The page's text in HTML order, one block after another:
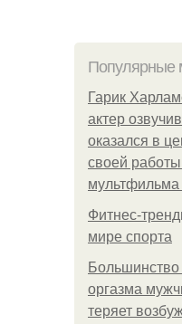
Популярные
Гарик
актер
оказался в
своей
мультфильма
Фитнес-
мире спорта
Большинство
оргазма
теряет